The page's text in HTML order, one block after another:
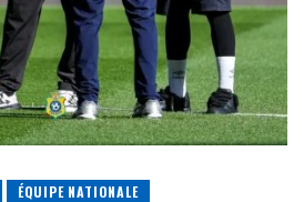
ÉQUIPE NATIONALE